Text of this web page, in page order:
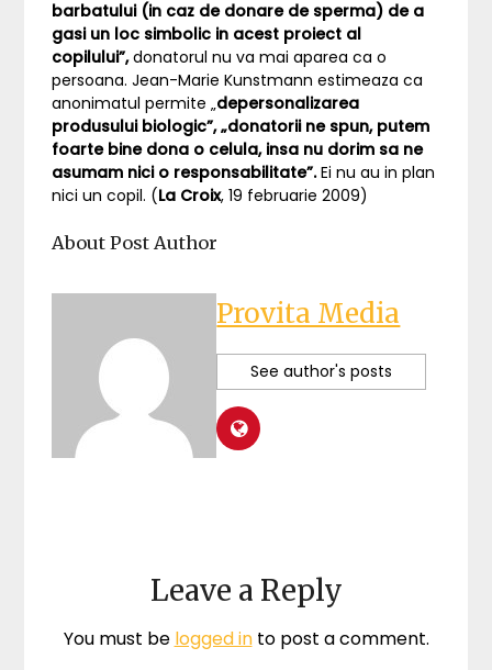
barbatului (in caz de donare de sperma) de a
gasi un loc simbolic in acest proiect al
copilului”,donatorul nu va mai aparea ca o
persoana. Jean-Marie Kunstmann estimeaza ca
anonimatul permite „depersonalizarea
produsului biologic”, „donatorii ne spun, putem
foarte bine dona o celula, insa nu dorim sa ne
asumam nici o responsabilitate”.Ei nu au in plan
nici un copil. (La Croix, 19 februarie 2009)
About Post Author
Provita Media
See author's posts
Leave a Reply
You must be logged into post a comment.